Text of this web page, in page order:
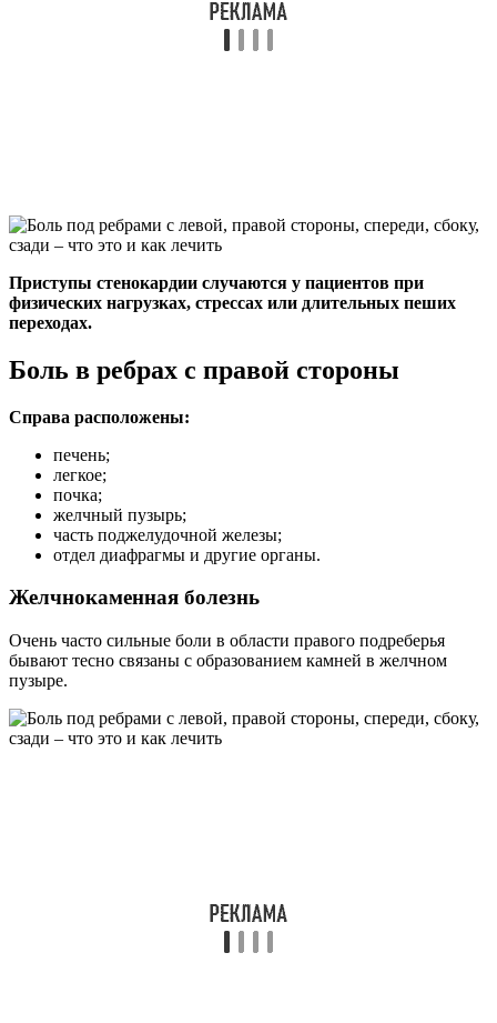
Приступы стенокардии случаются у пациентов при
физических нагрузках, стрессах или длительных пеших
переходах.
Боль в ребрах с правой стороны
Справа расположены:
печень;
легкое;
почка;
желчный пузырь;
часть поджелудочной железы;
отдел диафрагмы и другие органы.
Желчнокаменная болезнь
Очень часто сильные боли в области правого подреберья
бывают тесно связаны с образованием камней в желчном
пузыре.